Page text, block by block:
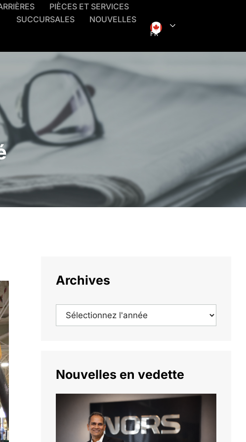
PIÈCES ET SERVICES
SUCCURSALES
NOUVELLES
FR
Archives
Nouvelles en vedette